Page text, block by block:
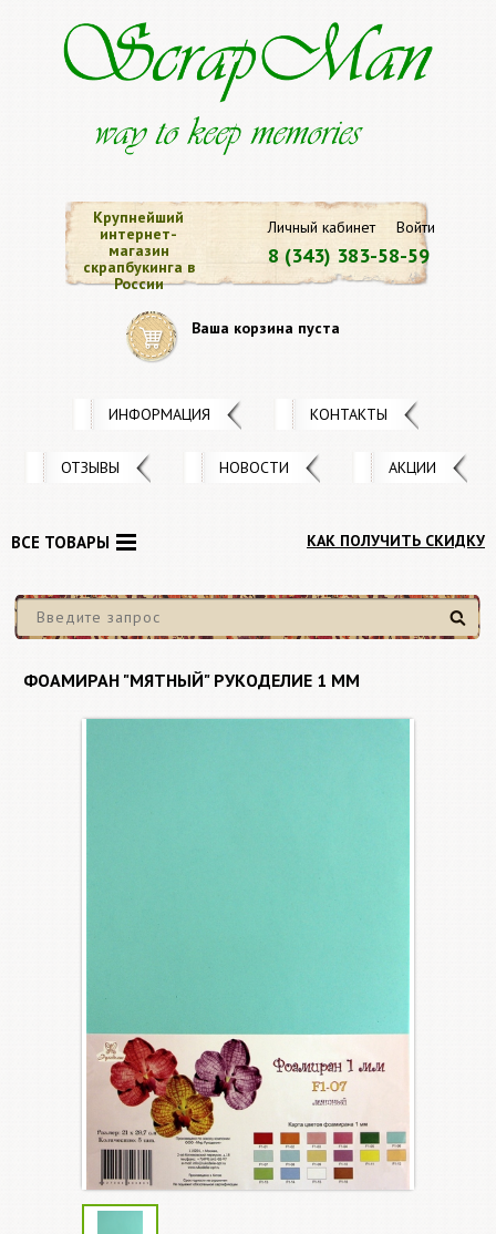
Личный кабинет Войти
8 (343) 383-58-59
Крупнейший
интернет-
магазин
скрапбукинга в
России
Ваша корзина пуста
ИНФОРМАЦИЯ КОНТАКТЫ
ОТЗЫВЫ НОВОСТИ АКЦИИ
КАК ПОЛУЧИТЬ СКИДКУ
Найти
ВСЕ ТОВАРЫ
ФОАМИРАН "МЯТНЫЙ" РУКОДЕЛИЕ 1 ММ